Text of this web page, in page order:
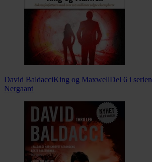
David BaldacciKing og MaxwellDel 6 i serien
Nergaard